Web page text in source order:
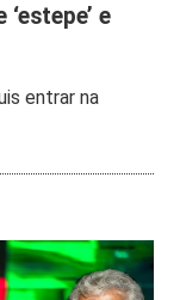
e
entrar na